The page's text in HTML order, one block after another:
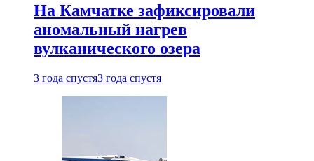
На Камчатке зафиксировали
аномальный нагрев
вулканического озера
3 года спустя3 года спустя